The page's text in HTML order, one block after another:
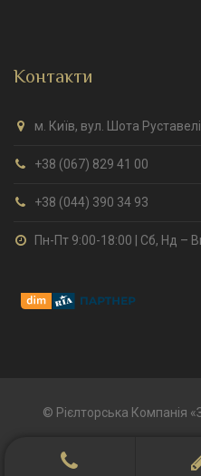
Контакти
м. Київ, вул. Шота
+38 (067) 829 41 00
+38 (044) 390 34 93
Пн-Пт 9:00-18:00 | Сб, Нд –
© Рієлторська Компанія